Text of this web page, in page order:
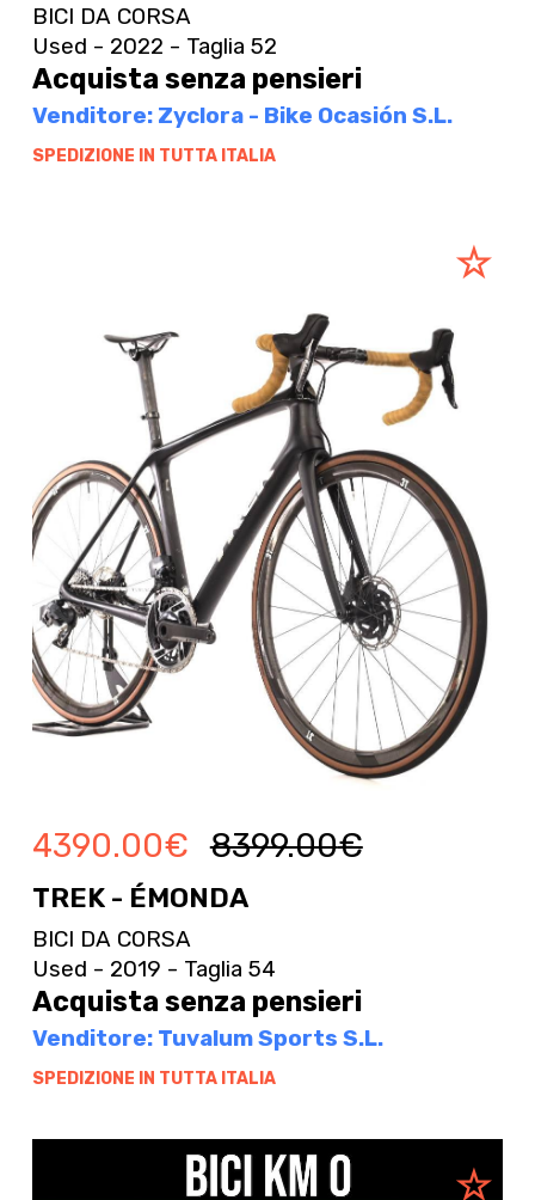
BICI DA CORSA
Used - 2022 - Taglia 52
Acquista senza pensieri
Venditore: Zyclora - Bike Ocasión S.L.
SPEDIZIONE IN TUTTA ITALIA
4390.00€ 8399.00€
TREK - ÉMONDA
BICI DA CORSA
Used - 2019 - Taglia 54
Acquista senza pensieri
Venditore: Tuvalum Sports S.L.
SPEDIZIONE IN TUTTA ITALIA